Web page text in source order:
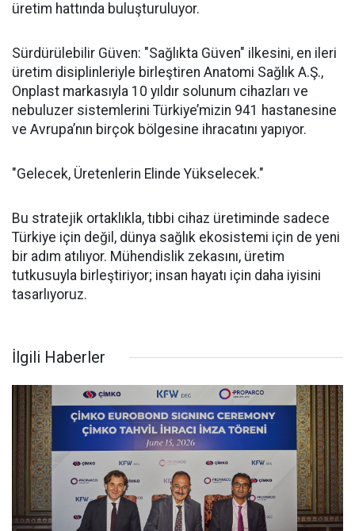
üretim hattında buluşturuluyor.
Sürdürülebilir Güven: "Sağlıkta Güven" ilkesini, en ileri
üretim disiplinleriyle birleştiren Anatomi Sağlık A.Ş.,
Onplast markasıyla 10 yıldır solunum cihazları ve
nebuluzer sistemlerini Türkiye’mizin 941 hastanesine
ve Avrupa’nın birçok bölgesine ihracatını yapıyor.
"Gelecek, Üretenlerin Elinde Yükselecek."
Bu stratejik ortaklıkla, tıbbi cihaz üretiminde sadece
Türkiye için değil, dünya sağlık ekosistemi için de yeni
bir adım atılıyor. Mühendislik zekasını, üretim
tutkusuyla birleştiriyor; insan hayatı için daha iyisini
tasarlıyoruz.
İlgili Haberler